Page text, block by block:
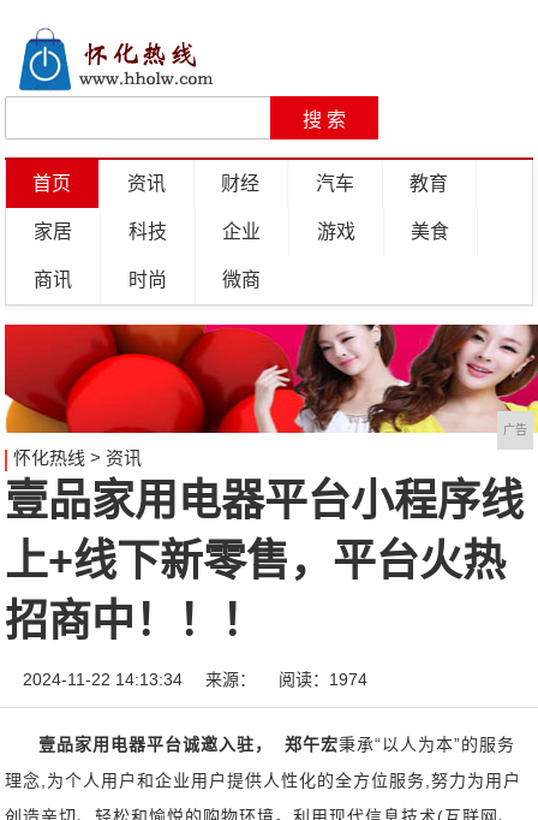
首页 资讯 财经 汽车 教育
家居 科技 企业 游戏 美食
商讯 时尚 微商
广告
怀化热线 > 资讯
壹品家用电器平台小程序线
上+线下新零售，平台火热
招商中！！！
2024-11-22 14:13:34 来源： 阅读：1974
壹品家用电器平台诚邀入驻， 郑午宏秉承“以人为本”的服务
理念,为个人用户和企业用户提供人性化的全方位服务,努力为用户